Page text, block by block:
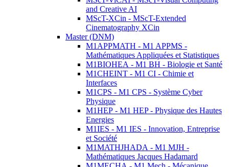
and Creative AI
MScT-XCin - MScT-Extended
Cinematography XCin
Master (DNM)
M1APPMATH - M1 APPMS -
Mathématiques Appliquées et Statistiques
M1BIOHEA - M1 BH - Biologie et Santé
M1CHEINT - M1 CI - Chimie et
Interfaces
M1CPS - M1 CPS - Système Cyber
Physique
M1HEP - M1 HEP - Physique des Hautes
Energies
M1IES - M1 IES - Innovation, Entreprise
et Société
M1MATHJHADA - M1 MJH -
Mathématiques Jacques Hadamard